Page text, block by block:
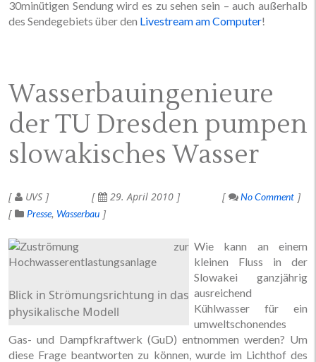
30minütigen Sendung wird es zu sehen sein – auch außerhalb
des Sendegebiets über den Livestream am Computer!
Wasserbauingenieure
der TU Dresden pumpen
slowakisches Wasser
UVS 29. April 2010
No Comment
Presse Wasserbau
Blick in Strömungsrichtung in das
physikalische Modell
Wie kann an einem
kleinen Fluss in der
Slowakei ganzjährig
ausreichend
Kühlwasser für ein
umweltschonendes
Gas- und Dampfkraftwerk (GuD) entnommen werden? Um
diese Frage beantworten zu können, wurde im Lichthof des